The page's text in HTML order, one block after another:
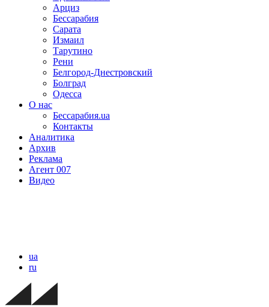
Арциз
Бессарабия
Сарата
Измаил
Тарутино
Рени
Белгород-Днестровский
Болград
Одесса
О нас
Бессарабия.ua
Контакты
Аналитика
Архив
Реклама
Агент 007
Видео
ua
ru